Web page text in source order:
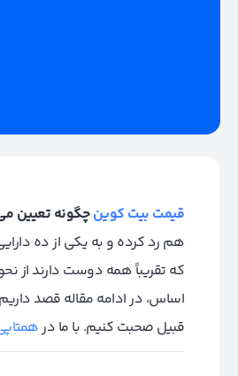
قیمت بیت کوینچگونه تعیین
هم رد کرده و به یکی از ده
که تقریباً همه دوست دارند از
اساس، در ادامه مقاله قصد
قبیل صحبت کنیم. با ما در